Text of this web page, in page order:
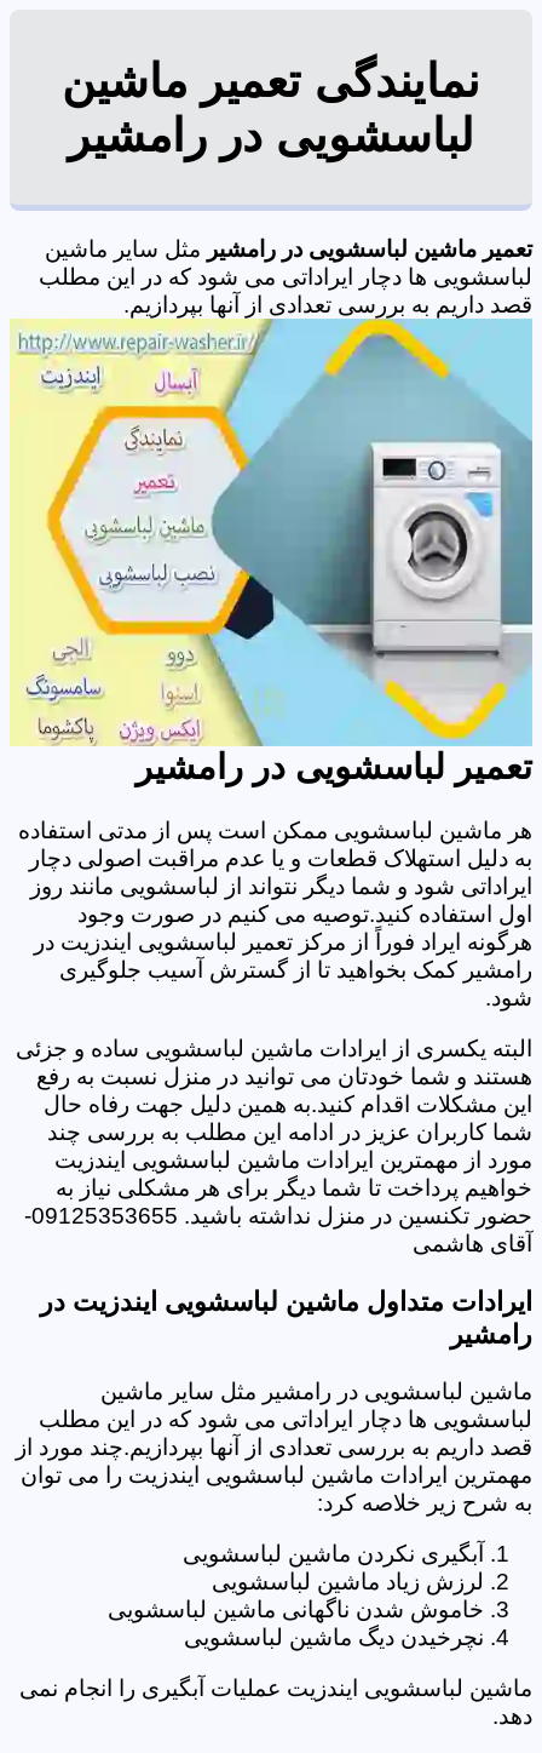
نمایندگی تعمیر ماشین
لباسشویی در رامشیر
تعمیر ماشین لباسشویی در رامشیر مثل سایر ماشین
لباسشویی ها دچار ایراداتی می شود که در این مطلب
قصد داریم به بررسی تعدادی از آنها بپردازیم.
تعمیر لباسشویی در رامشیر
هر ماشین لباسشویی ممکن است پس از مدتی استفاده
به دلیل استهلاک قطعات و یا عدم مراقبت اصولی دچار
ایراداتی شود و شما دیگر نتواند از لباسشویی مانند روز
اول استفاده کنید.توصیه می کنیم در صورت وجود
هرگونه ایراد فوراً از مرکز تعمیر لباسشویی ایندزیت در
رامشیر کمک بخواهید تا از گسترش آسیب جلوگیری
شود.
البته یکسری از ایرادات ماشین لباسشویی ساده و جزئی
هستند و شما خودتان می توانید در منزل نسبت به رفع
این مشکلات اقدام کنید.به همین دلیل جهت رفاه حال
شما کاربران عزیز در ادامه این مطلب به بررسی چند
مورد از مهمترین ایرادات ماشین لباسشویی ایندزیت
خواهیم پرداخت تا شما دیگر برای هر مشکلی نیاز به
حضور تکنسین در منزل نداشته باشید. 09125353655-
آقای هاشمی
ایرادات متداول ماشین لباسشویی ایندزیت در
رامشیر
ماشین لباسشویی در رامشیر مثل سایر ماشین
لباسشویی ها دچار ایراداتی می شود که در این مطلب
قصد داریم به بررسی تعدادی از آنها بپردازیم.چند مورد از
مهمترین ایرادات ماشین لباسشویی ایندزیت را می توان
به شرح زیر خلاصه کرد:
آبگیری نکردن ماشین لباسشویی
لرزش زیاد ماشین لباسشویی
خاموش شدن ناگهانی ماشین لباسشویی
نچرخیدن دیگ ماشین لباسشویی
ماشین لباسشویی ایندزیت عملیات آبگیری را انجام نمی
دهد.